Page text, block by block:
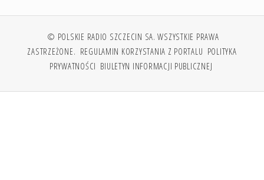
© POLSKIE RADIO SZCZECIN SA. WSZYSTKIE PRAWA
ZASTRZEŻONE. REGULAMIN KORZYSTANIA Z PORTALU POLITYKA
PRYWATNOŚCI BIULETYN INFORMACJI PUBLICZNEJ